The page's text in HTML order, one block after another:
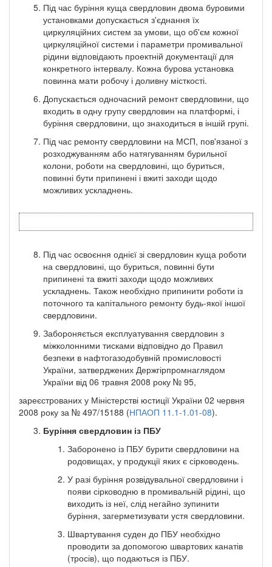
Під час буріння куща свердловин двома буровими
установками допускається з'єднання їх
циркуляційних систем за умови, що об'єм кожної
циркуляційної системи і параметри промивальної
рідини відповідають проектній документації для
конкретного інтервалу. Кожна бурова установка
повинна мати робочу і доливну місткості.
Допускається одночасний ремонт свердловини, що
входить в одну групу свердловин на платформі, і
буріння свердловини, що знаходиться в іншій групі.
Під час ремонту свердловини на МСП, пов'язаної з
розходжуванням або натягуванням бурильної
колони, роботи на свердловині, що буриться,
повинні бути припинені і вжиті заходи щодо
можливих ускладнень.
Під час освоєння однієї зі свердловин куща роботи
на свердловині, що буриться, повинні бути
припинені та вжиті заходи щодо можливих
ускладнень. Також необхідно припинити роботи із
поточного та капітального ремонту будь-якої іншої
свердловини.
Забороняється експлуатування свердловин з
міжколонними тисками відповідно до Правил
безпеки в нафтогазодобувній промисловості
України, затверджених Держгірпромнаглядом
України від 06 травня 2008 року № 95,
зареєстрованих у Міністерстві юстиції України 02 червня
2008 року за № 497/15188 (НПАОП 11.1-1.01-08).
Буріння свердловин із ПБУ
Заборонено із ПБУ бурити свердловини на
родовищах, у продукції яких є сірководень.
У разі буріння розвідувальної свердловини і
появи сірководню в промивальній рідині, що
виходить із неї, слід негайно зупинити
буріння, загерметизувати устя свердловини.
Швартування суден до ПБУ необхідно
проводити за допомогою швартових канатів
(тросів), що подаються із ПБУ.